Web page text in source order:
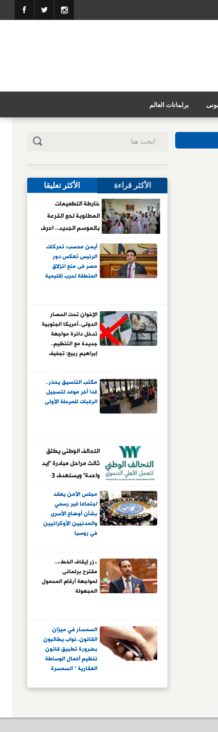
برلمانات العالم
الأكثر قراءة الأكثر تعليقا
خارطة التطعيمات
المطلوبة لحج القرعة
بالموسم الجديد.. اعرف
التفاصيل
أيمن محسب: تحركات
الرئيس تعكس دور
مصر فى منع انزلاق
المنطقة لحرب إقليمية
الإخوان تحت الحصار
الدولى..أمريكا الجنوبية
تدخل دائرة مواجهة
جديدة مع التنظيم..
إبراهيم ربيع: تجفيف
ويفكك شبكات نفوذ
الجماعة المؤسسة
لعقود تحت ستار
مكتب التنسيق يحذر..
غدا آخر موعد لتسجيل
الرغبات للمرحلة الأولى
التحالف الوطنى يطلق
ثالث مراحل مبادرة "إيد
واحدة" ويستهدف 3
ملايين مستفيد
مجلس الأمن يعقد
اجتماعا غير رسمي
بشأن أوضاع الأسرى
والمدنيين الأوكرانيين
في روسيا
«زر إيقاف الخط»..
مقترح برلمانى
لمواجهة أرقام المحمول
المجهولة
السمسار في ميزان
القانون..نواب يطالبون
بضرورة تطبيق قانون
تنظيم أعمال الوساطة
العقارية " السمسرة
السوق
الفوضى في السوق